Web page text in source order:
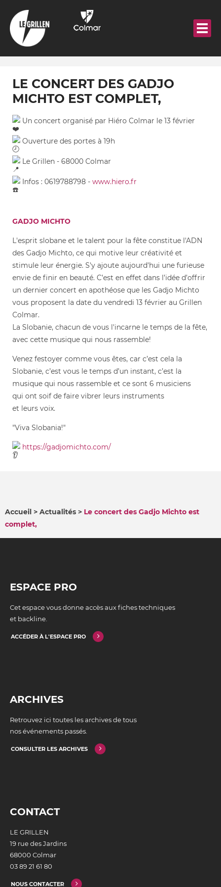
contenu
principal
LE CONCERT DES GADJO
MICHTO EST COMPLET,
Un concert organisé par Hiéro Colmar le 13 février
Ouverture des portes à 19h
Le Grillen - 68000 Colmar
Infos : 0619788798 - www.hiero.fr
GADJO MICHTO
L'esprit slobane et le talent pour la fête constitue l'ADN
des Gadjo Michto, ce qui motive leur créativité et
stimule leur énergie. S'y ajoute aujourd'hui une furieuse
envie de finir en beauté. C’est en effet dans l’idée d’offrir
un dernier concert en apothéose que les Gadjo Michto
vous proposent la date du vendredi 13 février au Grillen
Colmar.
La Slobanie, chacun de vous l'incarne le temps de la fête,
avec cette musique qui nous rassemble!
Venez festoyer comme vous êtes, car c’est cela la
Slobanie, c’est vous le temps d’un instant, c’est la
musique qui nous rassemble et ce sont 6 musiciens
qui ont soif de faire vibrer leurs instruments
et leurs voix.
"Viva Slobania!"
https://gadjomichto.com/
FIL
Accueil Actualités
Le concert des Gadjo Michto est
complet,
ESPACE PRO
Cet espace vous donne accès aux fiches techniques
et backline.
ACCÉDER À L'ESPACE PRO
ARCHIVES
Retrouvez ici toutes les archives de tous
nos événements passés.
CONSULTER LES ARCHIVES
CONTACT
LE GRILLEN
19 rue des Jardins
68000 Colmar
03 89 21 61 80
NOUS CONTACTER